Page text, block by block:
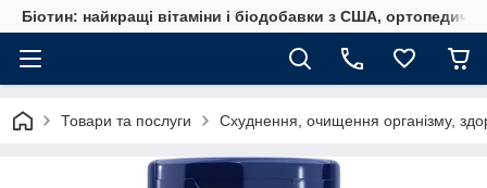
Біотин: найкращі вітаміни і біодобавки з США,
Товари та послуги Схуднення, очищення організму,